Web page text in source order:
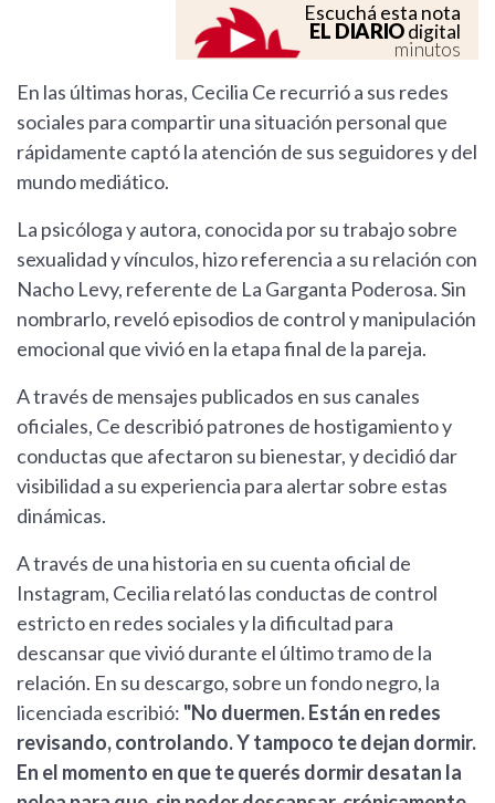
Escuchá esta nota
EL DIARIOdigital
minutos
En las últimas horas, Cecilia Ce recurrió a sus redes
sociales para compartir una situación personal que
rápidamente captó la atención de sus seguidores y del
mundo mediático.
La psicóloga y autora, conocida por su trabajo sobre
sexualidad y vínculos, hizo referencia a su relación con
Nacho Levy, referente de La Garganta Poderosa. Sin
nombrarlo, reveló episodios de control y manipulación
emocional que vivió en la etapa final de la pareja.
A través de mensajes publicados en sus canales
oficiales, Ce describió patrones de hostigamiento y
conductas que afectaron su bienestar, y decidió dar
visibilidad a su experiencia para alertar sobre estas
dinámicas.
A través de una historia en su cuenta oficial de
Instagram, Cecilia relató las conductas de control
estricto en redes sociales y la dificultad para
descansar que vivió durante el último tramo de la
relación. En su descargo, sobre un fondo negro, la
licenciada escribió: "No duermen. Están en redes
revisando, controlando. Y tampoco te dejan dormir.
En el momento en que te querés dormir desatan la